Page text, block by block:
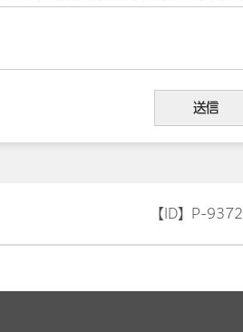
【ID】 P-9372